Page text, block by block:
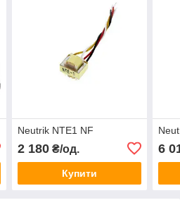
Neutrik NTE1 NF
2 180₴/од.
Купити
6